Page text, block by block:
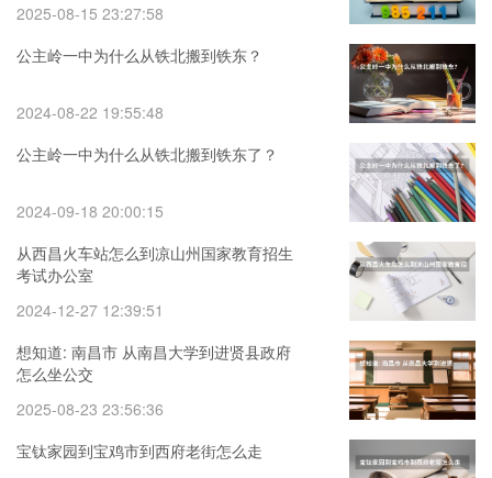
2025-08-15 23:27:58
公主岭一中为什么从铁北搬到铁东？
2024-08-22 19:55:48
公主岭一中为什么从铁北搬到铁东了？
2024-09-18 20:00:15
从西昌火车站怎么到凉山州国家教育招生
考试办公室
2024-12-27 12:39:51
想知道: 南昌市 从南昌大学到进贤县政府
怎么坐公交
2025-08-23 23:56:36
宝钛家园到宝鸡市到西府老街怎么走